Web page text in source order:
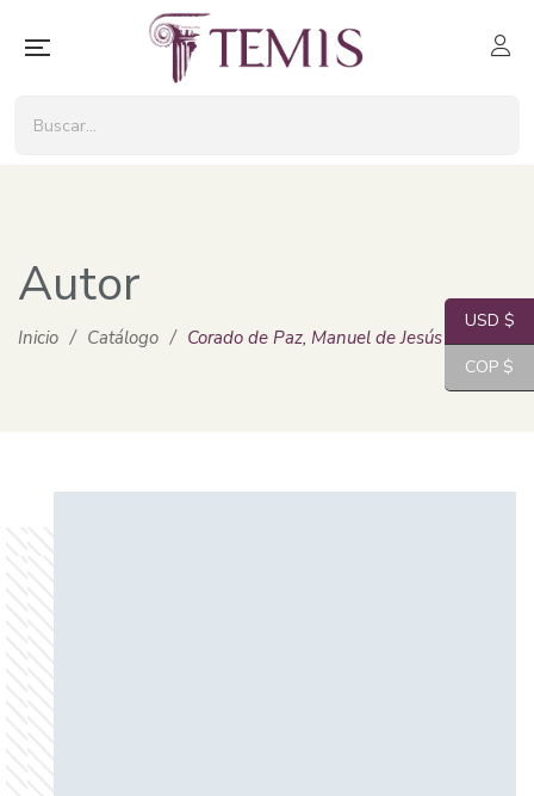
Autor
Inicio / Catálogo / Corado de Paz, Manuel de Jesús
USD $
COP $